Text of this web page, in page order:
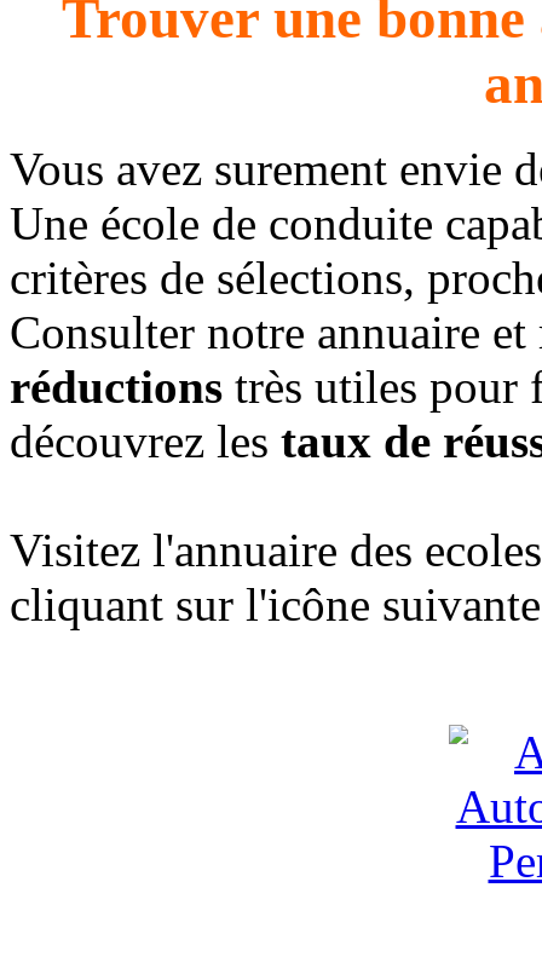
Trouver une
Vous avez surement envie
Une école de conduite
critères de sélections,
Consulter notre annuaire
réductions très utiles pour
découvrez les taux de
Visitez l'annuaire des
cliquant sur l'icône